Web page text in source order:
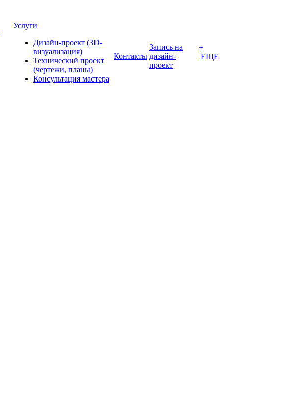
Услуги
Дизайн-проект (3D-
визуализация)
Технический проект
(чертежи, планы)
Консультация мастера
Контакты
Запись на
дизайн-
проект
+
ЕЩЕ